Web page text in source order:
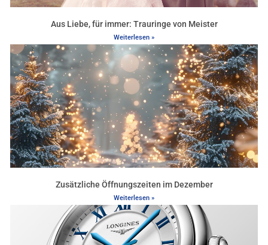
Aus Liebe, für immer: Trauringe von Meister
Weiterlesen »
Zusätzliche Öffnungszeiten im Dezember
Weiterlesen »